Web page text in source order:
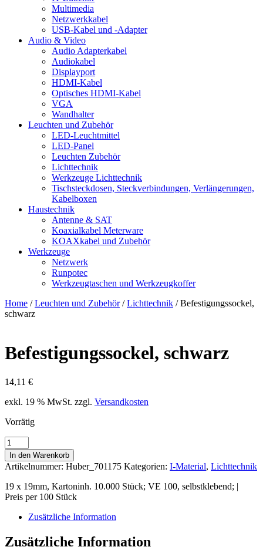
Multimedia
Netzwerkkabel
USB-Kabel und -Adapter
Audio & Video
Audio Adapterkabel
Audiokabel
Displayport
HDMI-Kabel
Optisches HDMI-Kabel
VGA
Wandhalter
Leuchten und Zubehör
LED-Leuchtmittel
LED-Panel
Leuchten Zubehör
Lichttechnik
Werkzeuge Lichttechnik
Tischsteckdosen, Steckverbindungen, Verlängerungen,
Kabelboxen
Haustechnik
Antenne & SAT
Koaxialkabel Meterware
KOAXkabel und Zubehör
Werkzeuge
Netzwerk
Runpotec
Werkzeugtaschen und Werkzeugkoffer
Home /Leuchten und Zubehör/Lichttechnik / Befestigungssockel,
schwarz
Befestigungssockel, schwarz
14,11 €
exkl. 19 % MwSt. zzgl. Versandkosten
Vorrätig
Befestigungssockel,
schwarz
Menge
In den Warenkorb
Artikelnummer: Huber_701175 Kategorien: I-Material, Lichttechnik
19 x 19mm, Kartoninh. 10.000 Stück; VE 100, selbstklebend; |
Preis per 100 Stück
Zusätzliche Information
Zusätzliche Information